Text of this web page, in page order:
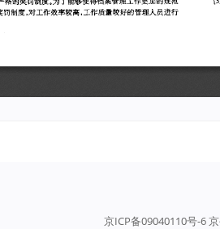
京ICP备09040110号-6